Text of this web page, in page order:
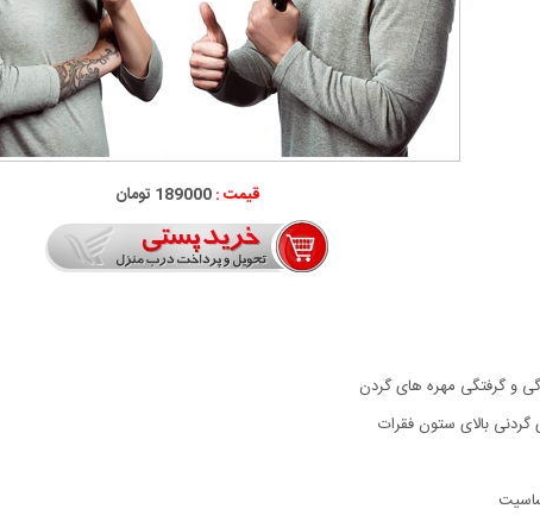
قیمت :189000 تومان
و گرفتگی مهره های گردن
بالای ستون فقرات